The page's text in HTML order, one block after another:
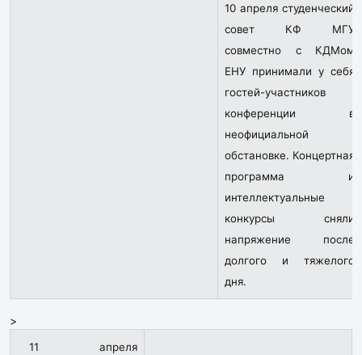
10 апреля студенческий
совет КФ МГУ
совместно с КДМом
ЕНУ принимали у себя
гостей-участников
конференции в
неофициальной
обстановке. Концертная
программа и
интеллектуальные
конкурсы сняли
напряжение после
долгого и тяжелого
дня.
>
11 апреля